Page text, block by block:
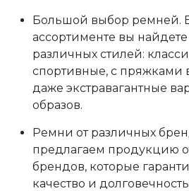
Большой выбор ремней.
ассортименте вы
различных стилей:
спортивные, с пряжками
даже экстравагантные
образов.
Ремни от различных
предлагаем продукцию
брендов, которые
качество и